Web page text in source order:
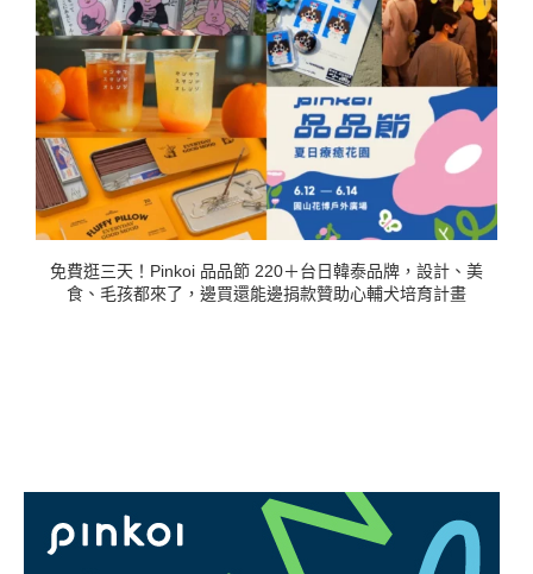
免費逛三天！Pinkoi 品品節 220＋台日韓泰品牌，設計、美
食、毛孩都來了，邊買還能邊捐款贊助心輔犬培育計畫